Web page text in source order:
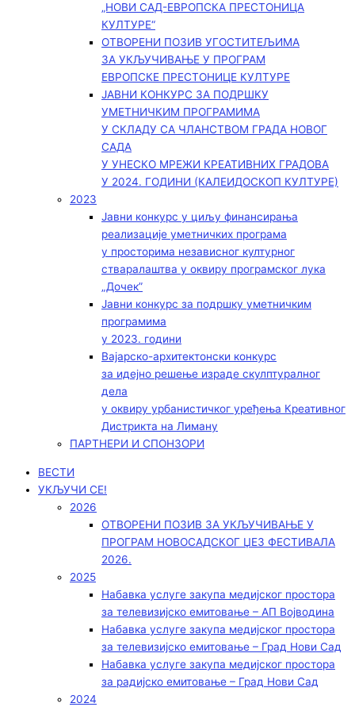
„НОВИ САД-ЕВРОПСКА ПРЕСТОНИЦА
КУЛТУРЕ“
ОТВОРЕНИ ПОЗИВ УГОСТИТЕЉИМА
ЗА УКЉУЧИВАЊЕ У ПРОГРАМ
ЕВРОПСКЕ ПРЕСТОНИЦЕ КУЛТУРЕ
ЈАВНИ КОНКУРС ЗА ПОДРШКУ
УМЕТНИЧКИМ ПРОГРАМИМА
У СКЛАДУ СА ЧЛАНСТВОМ ГРАДА НОВОГ
САДА
У УНЕСКО МРЕЖИ КРЕАТИВНИХ ГРАДОВА
У 2024. ГОДИНИ (КАЛЕИДОСКОП КУЛТУРЕ)
2023
Јавни конкурс у циљу финансирања
реализације уметничких програма
у просторима независног културног
стваралаштва у оквиру програмског лука
„Дочек”
Јавни конкурс за подршку уметничким
програмима
у 2023. години
Вајарско-архитектонски конкурс
за идејно решење израде скулптуралног
дела
у оквиру урбанистичког уређења Креативног
Дистрикта на Лиману
ПАРТНЕРИ И СПОНЗОРИ
ВЕСТИ
УКЉУЧИ СЕ!
2026
ОТВОРЕНИ ПОЗИВ ЗА УКЉУЧИВАЊЕ У
ПРОГРАМ НОВОСАДСКОГ ЏЕЗ ФЕСТИВАЛА
2026.
2025
Набавка услуге закупа медијског простора
за телевизијско емитовање – АП Војводинa
Набавка услуге закупа медијског простора
за телевизијско емитовање – Град Нови Сад
Набавка услуге закупа медијског простора
за радијско емитовање – Град Нови Сад
2024